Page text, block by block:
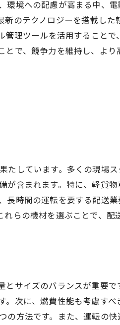
の進化
訣
機材
事例
境への配慮が高まる中、
のテクノロジーを搭載し
理ツールを活用すること
で、競争力を維持し、よ
しています。多くの現場
含まれます。特に、軽貨
時間の運転を要する配送
らの機材を選ぶことで、配
サイズのバランスが重要
次に、燃費性能も考慮すべ
方法です。また、運転の